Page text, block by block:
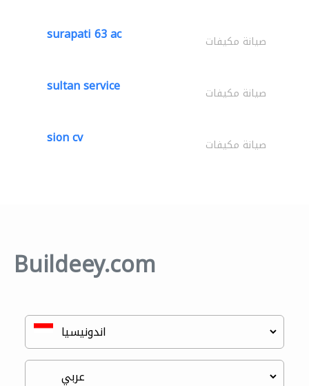
surapati 63 ac صيانة مكيفات
sultan service صيانة مكيفات
sion cv صيانة مكيفات
Buildeey.com